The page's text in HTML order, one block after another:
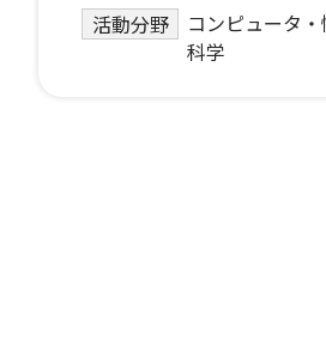
活動分野
コンピュータ
科学